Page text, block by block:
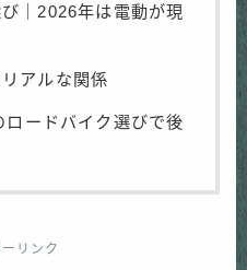
｜2026年は電動が現
アルな関係
ロードバイク選びで後
リンク